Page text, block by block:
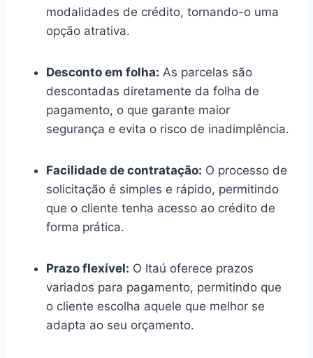
modalidades de crédito, tornando-o uma
opção atrativa.
Desconto em folha: As parcelas são
descontadas diretamente da folha de
pagamento, o que garante maior
segurança e evita o risco de inadimplência.
Facilidade de contratação: O processo de
solicitação é simples e rápido, permitindo
que o cliente tenha acesso ao crédito de
forma prática.
Prazo flexível: O Itaú oferece prazos
variados para pagamento, permitindo que
o cliente escolha aquele que melhor se
adapta ao seu orçamento.